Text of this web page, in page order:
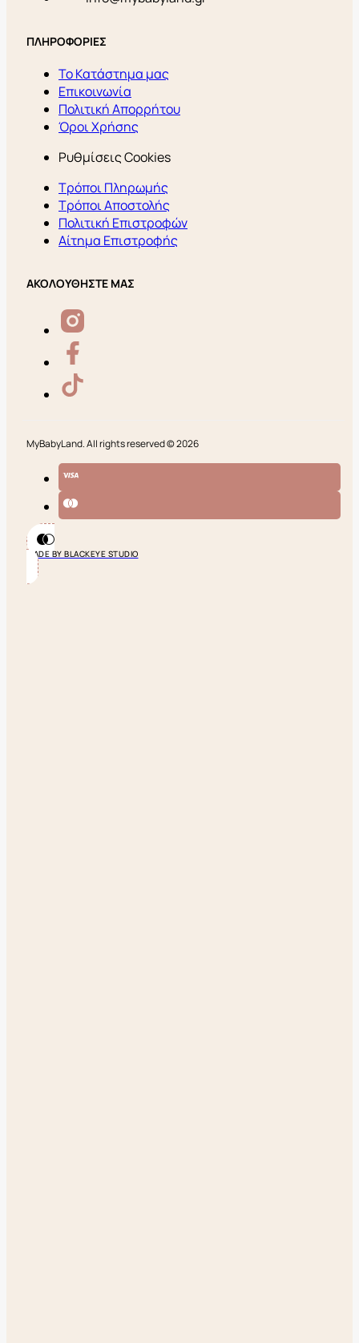
ΠΛΗΡΟΦΟΡΙΕΣ
Το Κατάστημα μας
Επικοινωνία
Πολιτική Απορρήτου
Όροι Χρήσης
Ρυθμίσεις Cookies
Τρόποι Πληρωμής
Τρόποι Αποστολής
Πολιτική Επιστροφών
Αίτημα Επιστροφής
ΑΚΟΛΟΥΘΗΣΤΕ ΜΑΣ
MyBabyLand. All rights reserved © 2026
MADE BY BLACKEYE STUDIO